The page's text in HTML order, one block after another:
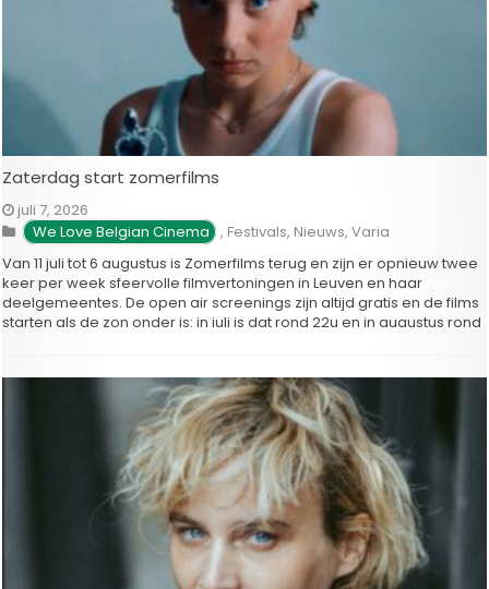
Zaterdag start zomerfilms
juli 7, 2026
We Love Belgian Cinema , Festivals, Nieuws,Varia
Van 11 juli tot 6 augustus is Zomerfilms terug en zijn er opnieuw twee
keer per week sfeervolle filmvertoningen in Leuven en haar
deelgemeentes. De open air screenings zijn altijd gratis en de films
starten als de zon onder is: in juli is dat rond 22u en in augustus rond